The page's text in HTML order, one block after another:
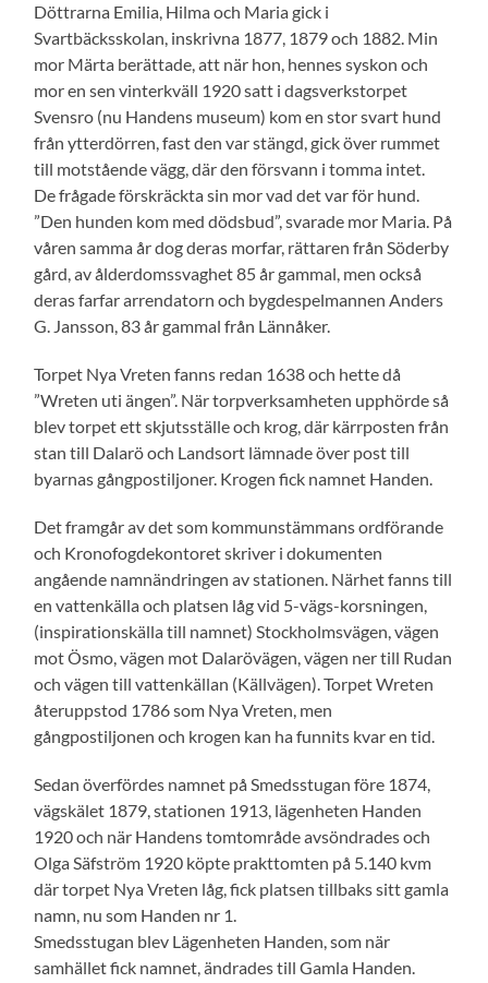
Döttrarna Emilia, Hilma och Maria gick i
Svartbäcksskolan, inskrivna 1877, 1879 och 1882. Min
mor Märta berättade, att när hon, hennes syskon och
mor en sen vinterkväll 1920 satt i dagsverkstorpet
Svensro (nu Handens museum) kom en stor svart hund
från ytterdörren, fast den var stängd, gick över rummet
till motstående vägg, där den försvann i tomma intet.
De frågade förskräckta sin mor vad det var för hund.
”Den hunden kom med dödsbud”, svarade mor Maria. På
våren samma år dog deras morfar, rättaren från Söderby
gård, av ålderdomssvaghet 85 år gammal, men också
deras farfar arrendatorn och bygdespelmannen Anders
G. Jansson, 83 år gammal från Lännåker.
Torpet Nya Vreten fanns redan 1638 och hette då
”Wreten uti ängen”. När torpverksamheten upphörde så
blev torpet ett skjutsställe och krog, där kärrposten från
stan till Dalarö och Landsort lämnade över post till
byarnas gångpostiljoner. Krogen fick namnet Handen.
Det framgår av det som kommunstämmans ordförande
och Kronofogdekontoret skriver i dokumenten
angående namnändringen av stationen. Närhet fanns till
en vattenkälla och platsen låg vid 5-vägs-korsningen,
(inspirationskälla till namnet) Stockholmsvägen, vägen
mot Ösmo, vägen mot Dalarövägen, vägen ner till Rudan
och vägen till vattenkällan (Källvägen). Torpet Wreten
återuppstod 1786 som Nya Vreten, men
gångpostiljonen och krogen kan ha funnits kvar en tid.
Sedan överfördes namnet på Smedsstugan före 1874,
vägskälet 1879, stationen 1913, lägenheten Handen
1920 och när Handens tomtområde avsöndrades och
Olga Säfström 1920 köpte prakttomten på 5.140 kvm
där torpet Nya Vreten låg, fick platsen tillbaks sitt gamla
namn, nu som Handen nr 1.
Smedsstugan blev Lägenheten Handen, som när
samhället fick namnet, ändrades till Gamla Handen.